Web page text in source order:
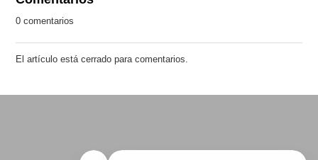
0 comentarios
El artículo está cerrado para comentarios.